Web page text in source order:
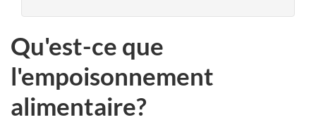
Qu'est-ce que
l'empoisonnement
alimentaire?